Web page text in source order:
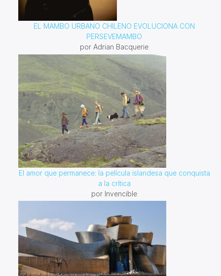
EL MAMBO URBANO CHILENO EVOLUCIONA CON
PERSEVEMAMBO
por Adrian Bacquerie
El amor que permanece: la película islandesa que conquista
a la crítica
por Invencible